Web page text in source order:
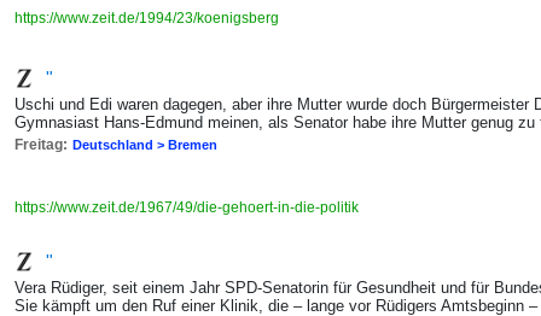
https://www.zeit.de/1994/23/koenigsberg
"
Uschi und Edi waren dagegen, aber ihre Mutter wurde doch Bürgermeister
Gymnasiast Hans-Edmund meinen, als Senator habe ihre Mutter genug
Freitag: Deutschland > Bremen
https://www.zeit.de/1967/49/die-gehoert-in-die-politik
"
Vera Rüdiger, seit einem Jahr SPD-Senatorin für Gesundheit und für
Sie kämpft um den Ruf einer Klinik, die – lange vor Rüdigers Amtsbeginn